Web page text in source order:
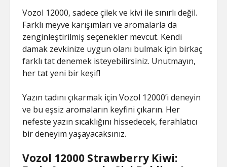
Vozol 12000, sadece çilek ve kivi ile sınırlı değil.
Farklı meyve karışımları ve aromalarla da
zenginleştirilmiş seçenekler mevcut. Kendi
damak zevkinize uygun olanı bulmak için birkaç
farklı tat denemek isteyebilirsiniz. Unutmayın,
her tat yeni bir keşif!
Yazın tadını çıkarmak için Vozol 12000’i deneyin
ve bu eşsiz aromaların keyfini çıkarın. Her
nefeste yazın sıcaklığını hissedecek, ferahlatıcı
bir deneyim yaşayacaksınız.
Vozol 12000 Strawberry Kiwi: